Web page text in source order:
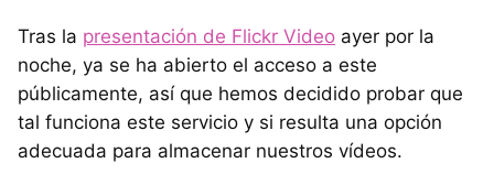
Tras la presentación de Flickr Video ayer por la
noche, ya se ha abierto el acceso a este
públicamente, así que hemos decidido probar que
tal funciona este servicio y si resulta una opción
adecuada para almacenar nuestros vídeos.